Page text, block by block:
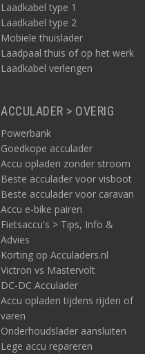
Laadkabel type 1
Laadkabel type 2
Mobiele thuislader
Laadpaal thuis of op het werk
Laadkabel verlengen
ACCULADER > OVERIG
Powerbank
Goedkope acculader
Accu opladen zonder stroom
Beste acculader voor visboot
Beste acculader voor caravan
Accu e-bike pairen
Fietsaccu's > Tips, Info &
Advies
Korting op Acculaders.nl
Victron vs Mastervolt
DC-DC Acculader
Accu opladen tijdens rijden of
varen
Onderhoudslader aansluiten
Lege accu repareren